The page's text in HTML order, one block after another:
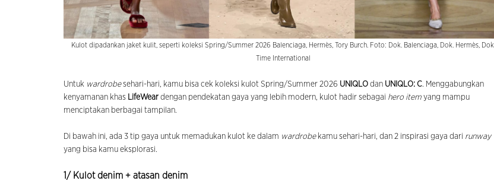
Kulot dipadankan jaket kulit, seperti koleksi Spring/Summer 2026 Balenciaga, Hermès, Tory Burch. Foto: Dok. Balenciaga, Dok. Hermès, Dok.
Time International
Untuk wardrobesehari-hari, kamu bisa cek koleksi kulot Spring/Summer 2026 UNIQLO dan UNIQLO: C. Menggabungkan
kenyamanan khas LifeWear dengan pendekatan gaya yang lebih modern, kulot hadir sebagai hero item yang mampu
menciptakan berbagai tampilan.
Di bawah ini, ada 3 tip gaya untuk memadukan kulot ke dalam wardrobe kamu sehari-hari, dan 2 inspirasi gaya dari runway
yang bisa kamu eksplorasi.
1/ Kulot denim + atasan denim